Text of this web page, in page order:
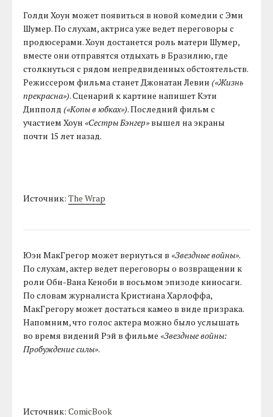
Голди Хоун может появиться в новой комедии с Эми
Шумер. По слухам, актриса уже ведет переговоры с
продюсерами. Хоун достанется роль матери Шумер,
вместе они отправятся отдыхать в Бразилию, где
столкнуться с рядом непредвиденных обстоятельств.
Режиссером фильма станет Джонатан Левин(«Жизнь
прекрасна»). Сценарий к картине напишет Кэти
Дипполд(«Копы в юбках»). Последний фильм с
участием Хоун«Сестры Бэнгер»вышел на экраны
почти 15 лет назад.
Источник:The Wrap
Юэн МакГрегор может вернуться в«Звездные войны».
По слухам, актер ведет переговоры о возвращении к
роли Оби-Вана Кеноби в восьмом эпизоде киносаги.
По словам журналиста Кристиана Харлоффа,
МакГрегору может достаться камео в виде призрака.
Напомним, что голос актера можно было услышать
во время видений Рэй в фильме«Звездные войны:
Пробуждение силы».
Источник:ComicBook